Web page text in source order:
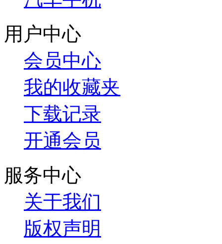
用户中心
会员中心
我的收藏夹
下载记录
开通会员
服务中心
关于我们
版权声明